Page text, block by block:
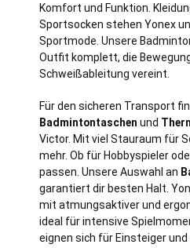
Komfort und Funktion.
Sportsocken stehen Yonex
Sportmode. Unsere
Outfit komplett, die
Schweißableitung vereint.
Für den sicheren Transport
Badmintontaschen und
Victor. Mit viel Stauraum für
mehr. Ob für Hobbyspieler
passen. Unsere Auswahl an
garantiert dir besten Halt.
mit atmungsaktiver und
ideal für intensive
eignen sich für Einsteiger und